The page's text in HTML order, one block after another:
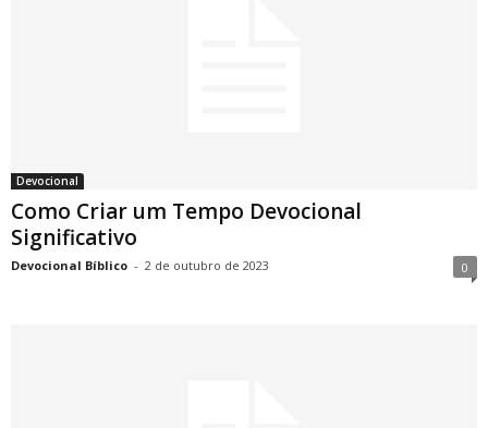
Devocional
Como Criar um Tempo Devocional
Significativo
Devocional Bíblico - 2 de outubro de 2023 0